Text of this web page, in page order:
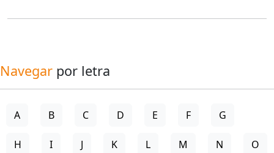
Navegar por letra
A B C D E F G
H I J K L M N O